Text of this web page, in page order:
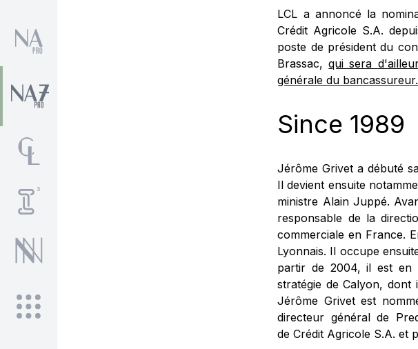
LCL a annoncé la
Crédit Agricole S.A.
poste de président du
Brassac,qui sera
générale du bancassureur.
Since 1989
Jérôme Grivet a débuté
Il devient ensuite
ministre Alain Juppé.
responsable de la
commerciale en France.
Lyonnais. Il occupe
partir de 2004, il est en
stratégie de Calyon, dont
Jérôme Grivet est
directeur général de
de Crédit Agricole S.A. et